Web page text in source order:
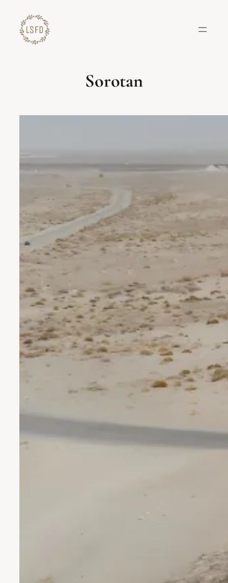
konten
Sorotan